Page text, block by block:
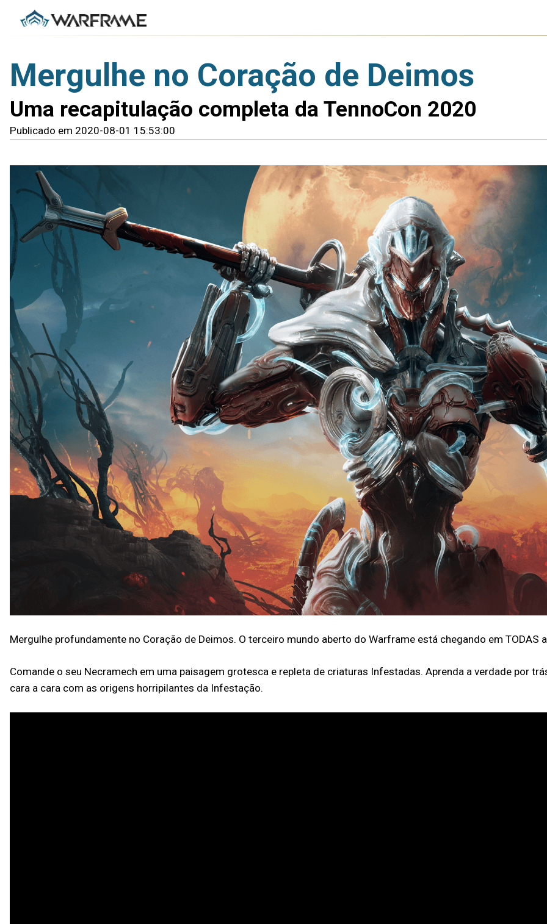
Mergulhe no Coração de Deimos
Uma recapitulação completa da TennoCon 2020
Publicado em 2020-08-01 15:53:00
Mergulhe profundamente no Coração de Deimos. O terceiro mundo aberto do Warframe está chegando em
Comande o seu Necramech em uma paisagem grotesca e repleta de criaturas Infestadas. Aprenda a verdade por
cara a cara com as origens horripilantes da Infestação.